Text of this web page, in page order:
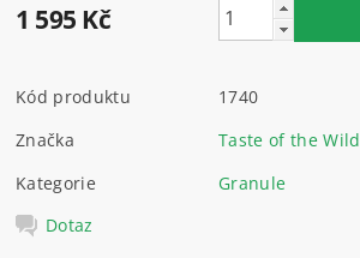
1 595 Kč
Kód produktu
1740
Značka
Taste of the Wild
Kategorie
Granule
Dotaz